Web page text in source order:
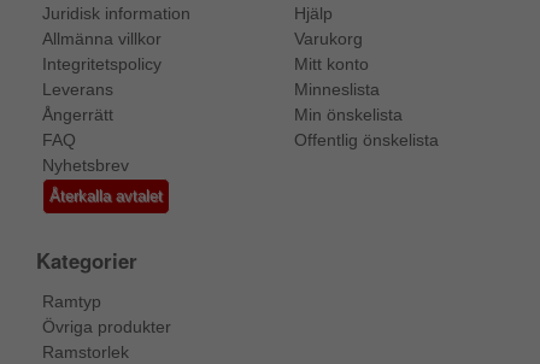
Juridisk information
Allmänna villkor
Integritetspolicy
Leverans
Ångerrätt
FAQ
Nyhetsbrev
Återkalla avtalet
Hjälp
Varukorg
Mitt konto
Minneslista
Min önskelista
Offentlig önskelista
Kategorier
Ramtyp
Övriga produkter
Ramstorlek